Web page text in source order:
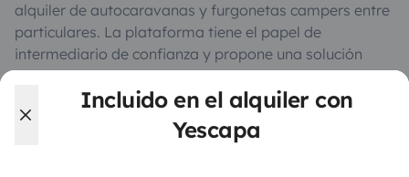
Incluido en el alquiler con
Yescapa
alquiler de autocaravanas y furgonetas campers entre
particulares. La plataforma tiene el papel de
intermediario de confianza y propone una solución
llave en mano para unas vacaciones en total libertad y
seguridad.
3.84/5 sobre 1170 opiniones de usuarios en Trusted